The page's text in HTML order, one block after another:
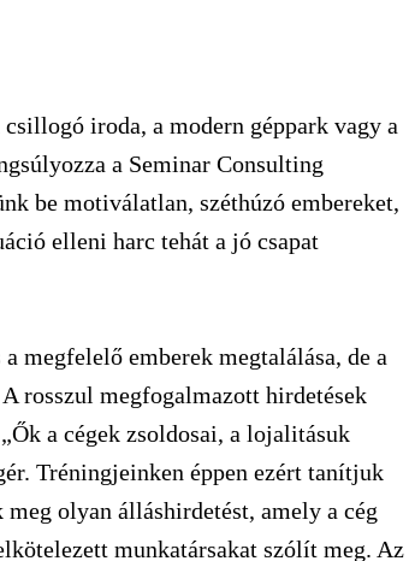
iroda, a modern géppark vagy a
a Seminar Consulting
be motiválatlan, széthúzó embereket,
elleni harc tehát a jó csapat
megfelelő emberek megtalálása, de a
rosszul megfogalmazott hirdetések
a cégek zsoldosai, a lojalitásuk
Tréningjeinken éppen ezért tanítjuk
olyan álláshirdetést, amely a cég
munkatársakat szólít meg. Az